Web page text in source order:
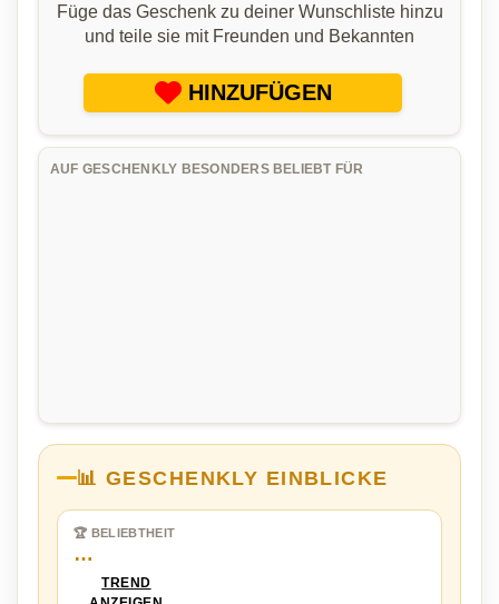
Füge das Geschenk zu deiner Wunschliste hinzu
und teile sie mit Freunden und Bekannten
HINZUFÜGEN
AUF GESCHENKLY BESONDERS BELIEBT FÜR
📊 GESCHENKLY EINBLICKE
🏆 BELIEBTHEIT
…
TREND